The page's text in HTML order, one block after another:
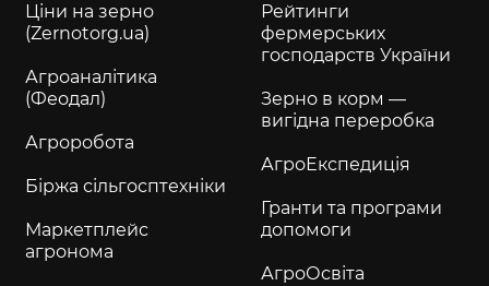
Ціни на зерно
(Zernotorg.ua)
Агроаналітика
(Феодал)
Агроробота
Біржа сільгосптехніки
Маркетплейс
агронома
Рейтинги
фермерських
господарств України
Зерно в корм —
вигідна переробка
АгроЕкспедиція
Гранти та програми
допомоги
АгроОсвіта